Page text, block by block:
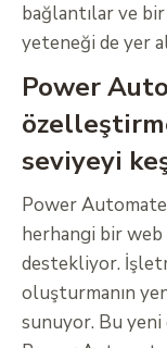
bağlantılar ve
yeteneği de yer
Power
seviyeyi
Power
herhangi bir web
destekliyor.
oluşturmanın
sunuyor. Bu yeni